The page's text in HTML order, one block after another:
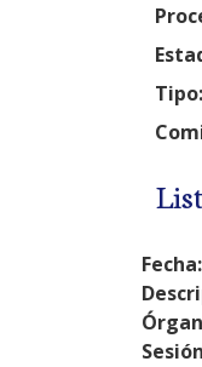
Tipo:
Fecha: